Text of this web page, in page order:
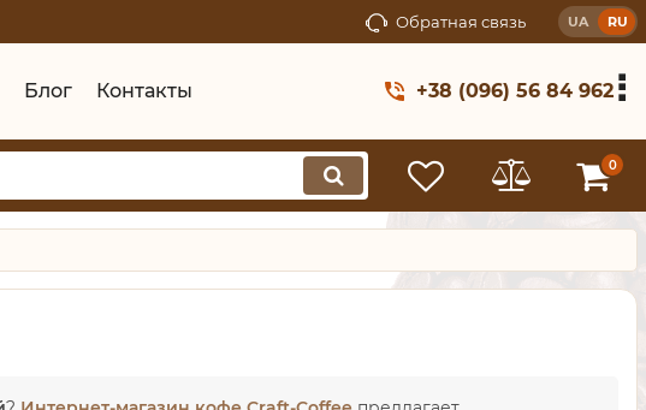
Обратная связь UA RU
Блог Контакты +38 (096) 56 84 962
0